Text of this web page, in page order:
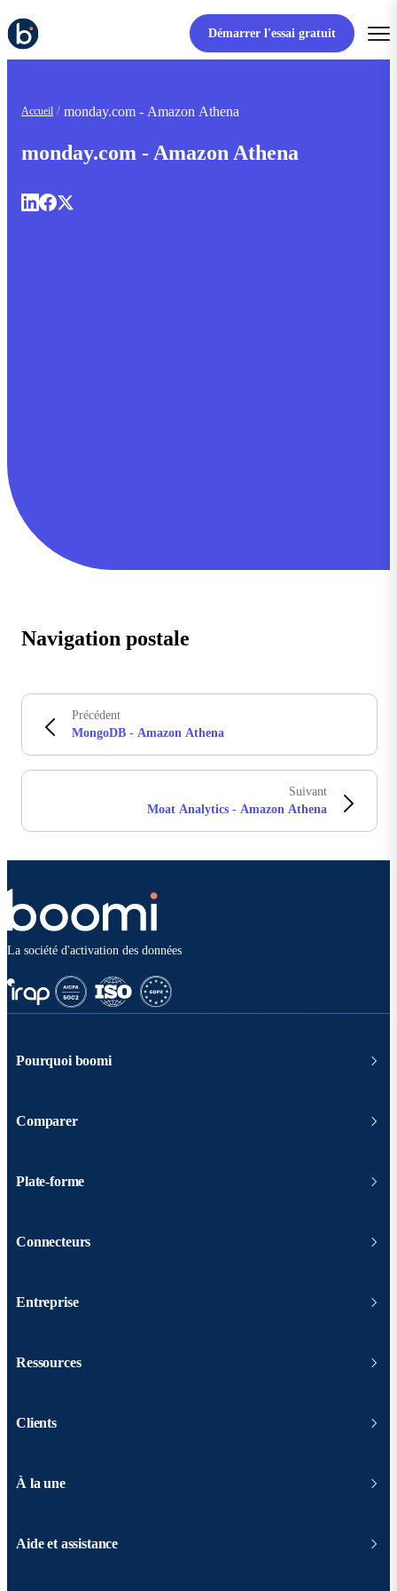
Démarrer l'essai gratuit
Accueil monday.com - Amazon Athena
monday.com - Amazon Athena
Navigation postale
Précédent
MongoDB - Amazon Athena
Suivant
Moat Analytics - Amazon Athena
La société d'activation des données
Pourquoi boomi
Comparer
Plate-forme
Connecteurs
Entreprise
Ressources
Clients
À la une
Aide et assistance